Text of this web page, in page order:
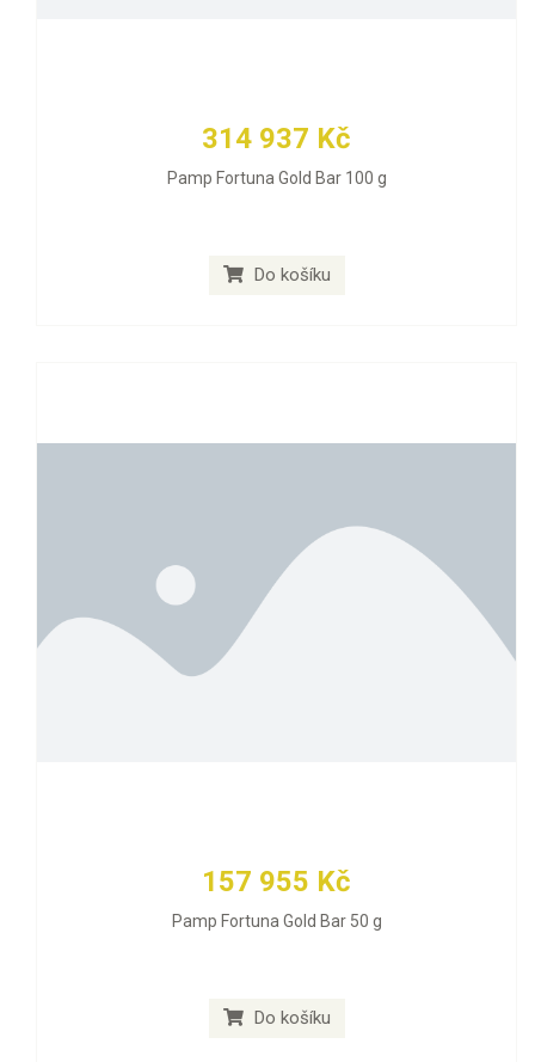
314 937 Kč
Pamp Fortuna Gold Bar 100 g
Do košíku
157 955 Kč
Pamp Fortuna Gold Bar 50 g
Do košíku